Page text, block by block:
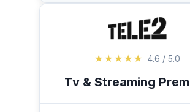
★★★★★ 4.6 / 5.0
Tv & Streaming